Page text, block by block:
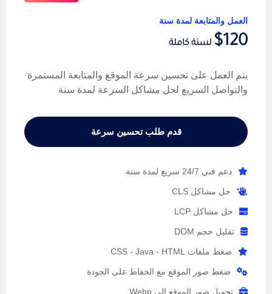
العمل والمتابعة لمدة سنة
$120 لسنة كاملة
يتم العمل على تحسين سرعة الموقع والمتابعة المستمرة
والتواصل السريع لحل مشاكل السرعة لمدة سنة
قدم طلب تحسين سرعة
دعم فني 24/7 سريع لمدة سنة
حل مشاكل CLS
حل مشاكل LCP
تقليل حجم DOM
ضغط ملفات CSS - Java - HTML
ضغط صور الموقع مع الحفاظ على الجودة
تحويل صور الموقع الى Webp